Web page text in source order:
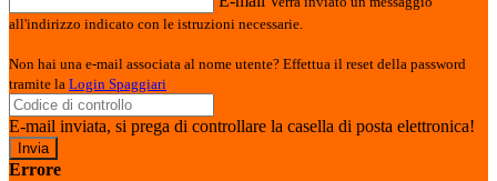
all'indirizzo indicato con le istruzioni necessarie.
Non hai una e-mail associata al nome utente? Effettua il reset della password
tramite la Login Spaggiari
E-mail inviata, si prega di controllare la casella di posta elettronica!
Errore